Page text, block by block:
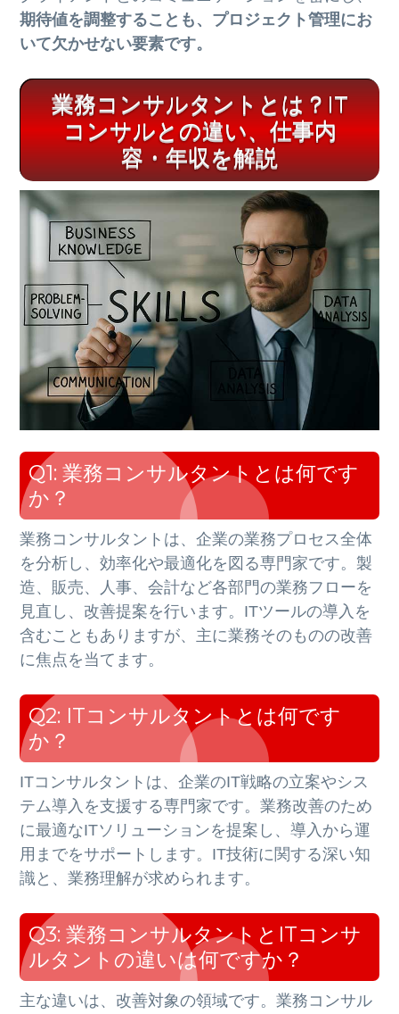
期待値を調整することも、プロジェクト管理にお
いて欠かせない要素です。
業務コンサルタントとは？IT
コンサルとの違い、仕事内
容・年収を解説
Q1: 業務コンサルタントとは何です
か？
業務コンサルタントは、企業の業務プロセス全体
を分析し、効率化や最適化を図る専門家です。 製
造、販売、人事、会計など各部門の業務フローを
見直し、改善提案を行います。 ITツールの導入を
含むこともありますが、主に業務そのものの改善
に焦点を当てます。
Q2: ITコンサルタントとは何です
か？
ITコンサルタントは、企業のIT戦略の立案やシス
テム導入を支援する専門家です。業務改善のため
に最適なITソリューションを提案し、導入から運
用までをサポートします。 IT技術に関する深い知
識と、業務理解が求められます。
Q3: 業務コンサルタントとITコンサ
ルタントの違いは何ですか？
主な違いは、改善対象の領域です。業務コンサル